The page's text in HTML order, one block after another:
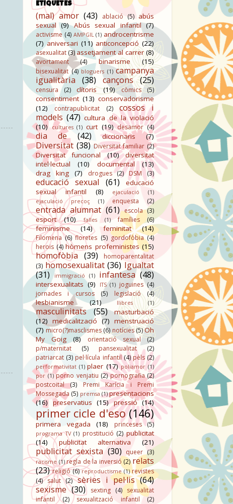
ETIQUETES
(mal) amor (43) ablació (5) abús
sexual (9) Abús sexual infantil (7)
activisme (4) AMPGIL (1) androcentrisme
(7) aniversari (11) anticoncepció (22)
asexualitat (3)assetjament al carrer (8)
avortament (4) binarisme (15)
bisexualitat (4) bloguers (1) campanya
igualitària
(38) cançons (25)
censura (2) clítoris (19) còmics (5)
consentiment (13) conservadorisme
(12)
contrapublicitat (2)
cossos i
models (47) cultura de la violació
(10) cultures (1) curt (19) desamor (4)
dia de (42) diccionaris (7)
Diversitat (38) Diversitat familiar (2)
Diversitat funcional (10)
diversitat
intel·lectual
(10) documental
(13)
drag king
(7) drogues (2) DSM (3)
educació sexual (61)
educació
sexual infantil
(8) ejaculació
(1)
ejaculació precoç
(1) enquesta (2)
entrada alumnat (61) escola (3)
esport (10) falles (1) famílies (6)
feminisme (14) feminitat (14)
Filomena (6) floretes (5) gordofòbia (4)
herois (4) hòmens profeministes (15)
homofòbia (39)
homoparentalitat
(3) homosexualitat (36) Igualtat
(31)
immigració (1) infantesa (48)
intersexualitats (9) ITS (1) joguines (4)
jornades i cursos
(5) legislació (4)
lesbianisme (21) llibres (1)
masculinitats (55)
masturbació
(12) medicalització (7) menstruació
(7) micro(?)masclismes (6) notícies(5)Oh
My Goig
(8) orientació sexual
(2)
p/maternitat
(5) pansexualitat
(2)
patriarcat (3) pel·lícula infantil (4) pèls (2)
performativitat (1) plaer (17) poliamor (1)
por (1) porno venjatiu (2) pornografia (2)
postcoital
(3)
Premi Karícia i Premi
Mossegada (5) premsa (1) presentacions
(16) preservatius (15) pressió (14)
primer cicle d'eso (146)
primera vegada (18) princeses (5)
programa TV (1) prostitució (2) publicitat
(14)
publicitat alternativa (21)
publicitat sexista (30) queer (3)
racisme (1) regla de la inversió (2) relats
(23) religió (6) reproductisme (1) revistes
(4) salut (2) sèries i pel·lis (64)
sexisme (30) sexting (4) sexualitat
infantil
(2) sexualització infantil (2)